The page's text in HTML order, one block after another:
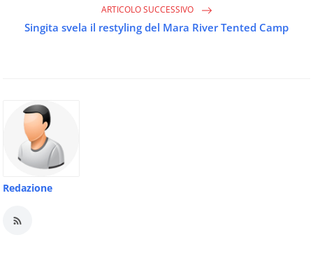
ARTICOLO SUCCESSIVO
Singita svela il restyling del Mara River Tented Camp
Redazione